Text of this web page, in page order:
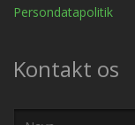
Persondatapolitik
Kontakt os